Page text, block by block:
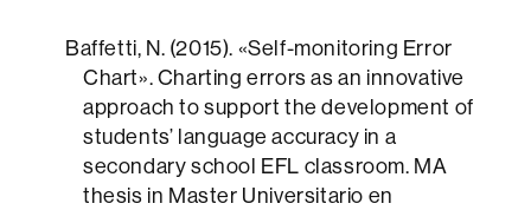
Baffetti, N. (2015). «Self-monitoring Error
Chart». Charting errors as an innovative
approach to support the development of
students’ language accuracy in a
secondary school EFL classroom. MA
thesis in Master Universitario en